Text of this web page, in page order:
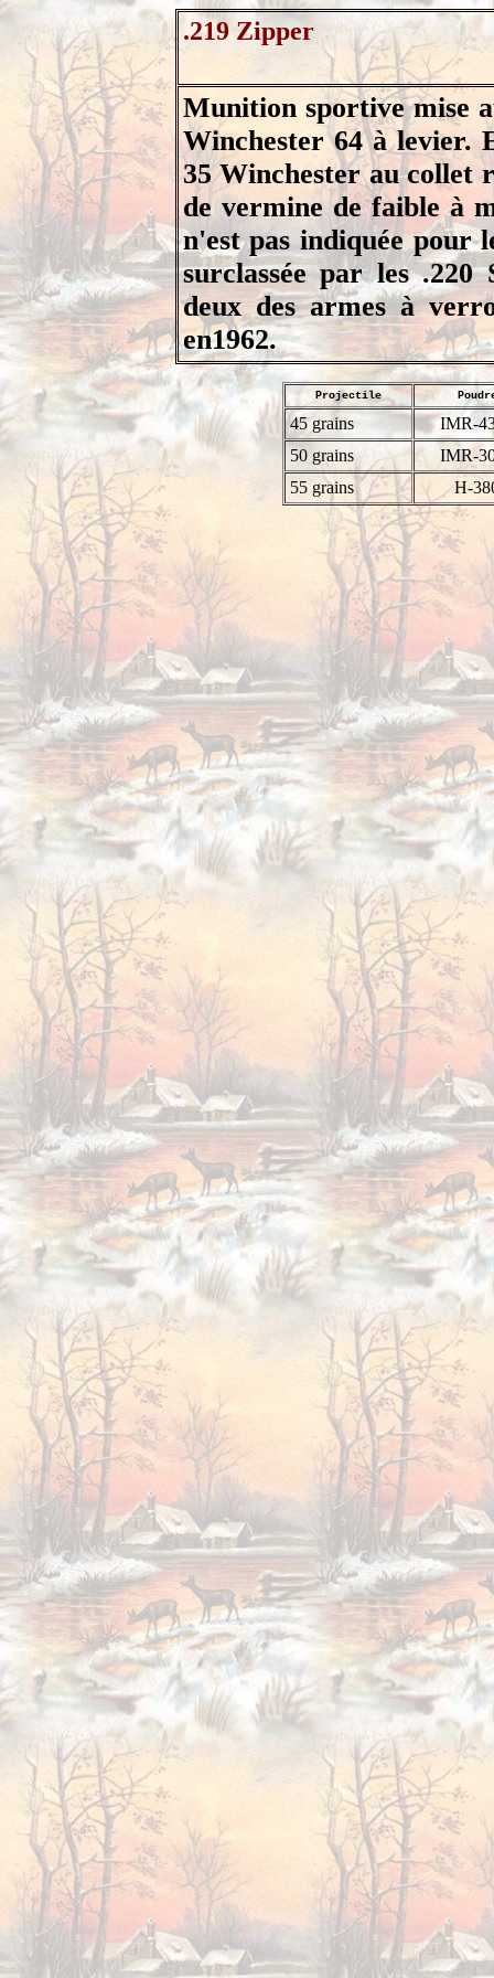
.219 Zipper
Munition sportive mise
Winchester 64 à levier.
35 Winchester au collet
de vermine de faible à
n'est pas indiquée pour
surclassée par les
deux des armes à
en1962.
Projectile
45 grains
IMR-
50 grains
IMR-
55 grains
H-